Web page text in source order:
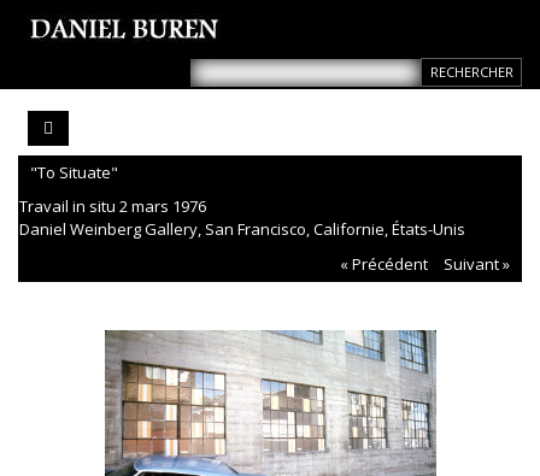
"To Situate"
Travail in situ 2 mars 1976
Daniel Weinberg Gallery, San Francisco, Californie, États-Unis
« Précédent
Suivant »